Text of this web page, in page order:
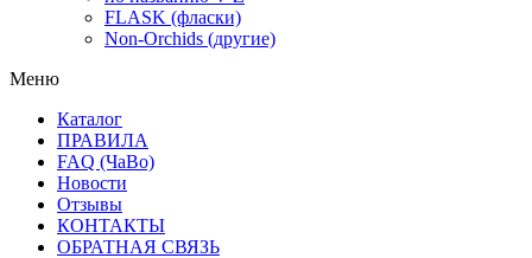
FLASK (фласки)
Non-Orchids (другие)
Меню
Каталог
ПРАВИЛА
FAQ (ЧаВо)
Новости
Отзывы
КОНТАКТЫ
ОБРАТНАЯ СВЯЗЬ